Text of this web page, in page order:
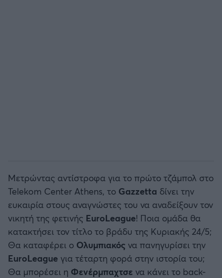
Μετρώντας αντίστροφα για το πρώτο τζάμπολ στο
Telekom Center Athens, το Gazzetta δίνει την
ευκαιρία στους αναγνώστες του να αναδείξουν τον
νικητή της φετινής EuroLeague! Ποια ομάδα θα
κατακτήσει τον τίτλο το βράδυ της Κυριακής 24/5;
Θα καταφέρει ο Ολυμπιακός να πανηγυρίσει την
EuroLeague για τέταρτη φορά στην ιστορία του;
Θα μπορέσει η Φενέρμπαχτσε να κάνει το back-